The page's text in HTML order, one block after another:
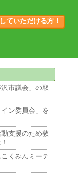
ていただける方！
沢市議会」の取
ン委員会」を
支援のため敦
くみんミーテ